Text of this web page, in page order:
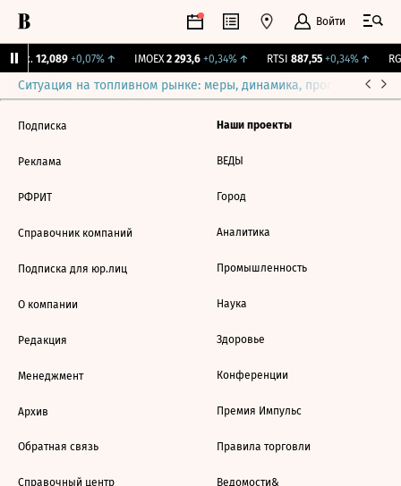
Войти
12,089 +0,07%↑ IMOEX 2 293,6 +0,34%↑ RTSI 887,55 +0,34%↑
Ситуация на топливном рынке: меры, динамика, прогнозы
Подписка
Реклама
РФРИТ
Справочник компаний
Подписка для юр.лиц
О компании
Редакция
Менеджмент
Архив
Обратная связь
Справочный центр
Наши проекты
ВЕДЫ
Город
Аналитика
Промышленность
Наука
Здоровье
Конференции
Премия Импульс
Правила торговли
Ведомости&